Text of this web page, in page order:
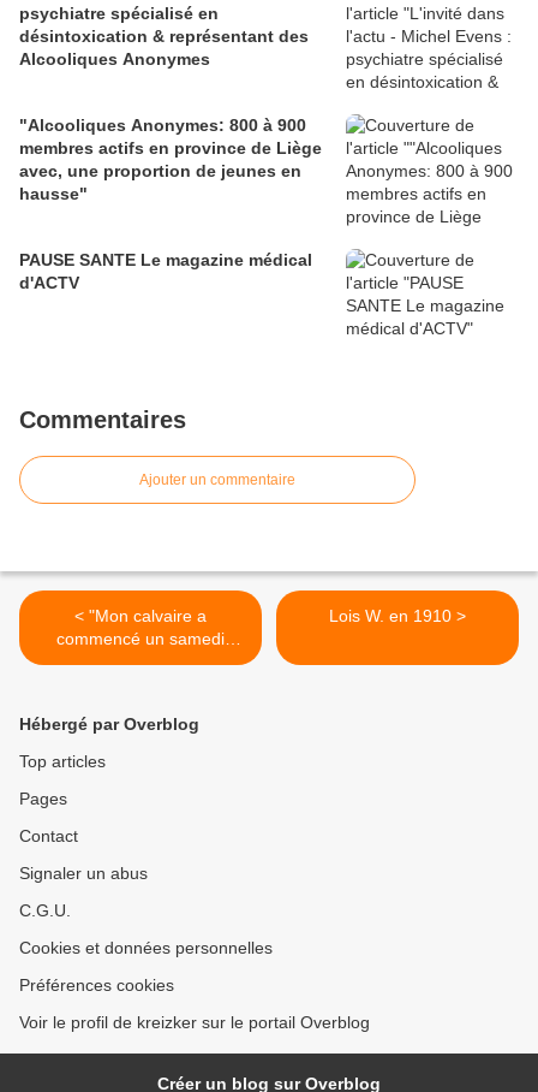
psychiatre spécialisé en
désintoxication & représentant des
Alcooliques Anonymes
"Alcooliques Anonymes: 800 à 900
membres actifs en province de Liège
avec, une proportion de jeunes en
hausse"
PAUSE SANTE Le magazine médical
d'ACTV
Commentaires
Ajouter un commentaire
< "Mon calvaire a
commencé un samedi
après-midi face à mon fils":
Lois W. en 1910 >
Hébergé par Overblog
Top articles
Pages
Contact
Signaler un abus
C.G.U.
Cookies et données personnelles
Préférences cookies
Voir le profil de kreizker sur le portail Overblog
Créer un blog sur Overblog